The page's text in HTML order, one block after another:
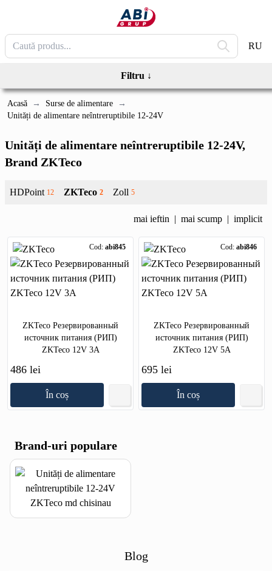
RU
Acasă → Surse de alimentare
→
Unități de alimentare neîntreruptibile 12-24V
Unități de alimentare neîntreruptibile 12-24V,
Brand ZKTeco
HDPoint 12 ZKTeco 2 Zoll 5
mai ieftin | mai scump | implicit
Cod: abi845
ZKTeco Резервированный
источник питания (РИП)
ZKTeco 12V 3A
486 lei
În coș
Cod: abi846
ZKTeco Резервированный
источник питания (РИП)
ZKTeco 12V 5A
695 lei
În coș
Filtru ↓
Brand-uri populare
Blog